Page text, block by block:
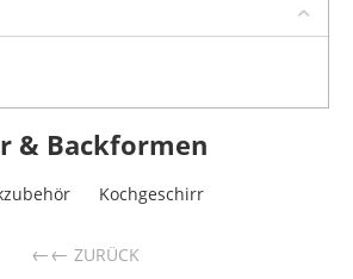
& Backformen
Kochgeschirr
← ZURÜCK